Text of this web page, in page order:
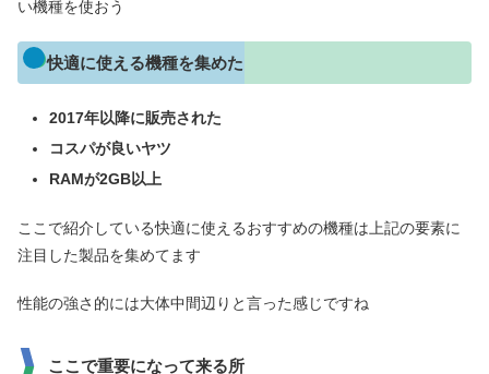
い機種を使おう
快適に使える機種を集めた
2017年以降に販売された
コスパが良いヤツ
RAMが2GB以上
ここで紹介している快適に使えるおすすめの機種は上記の要素に
注目した製品を集めてます
性能の強さ的には大体中間辺りと言った感じですね
ここで重要になって来る所